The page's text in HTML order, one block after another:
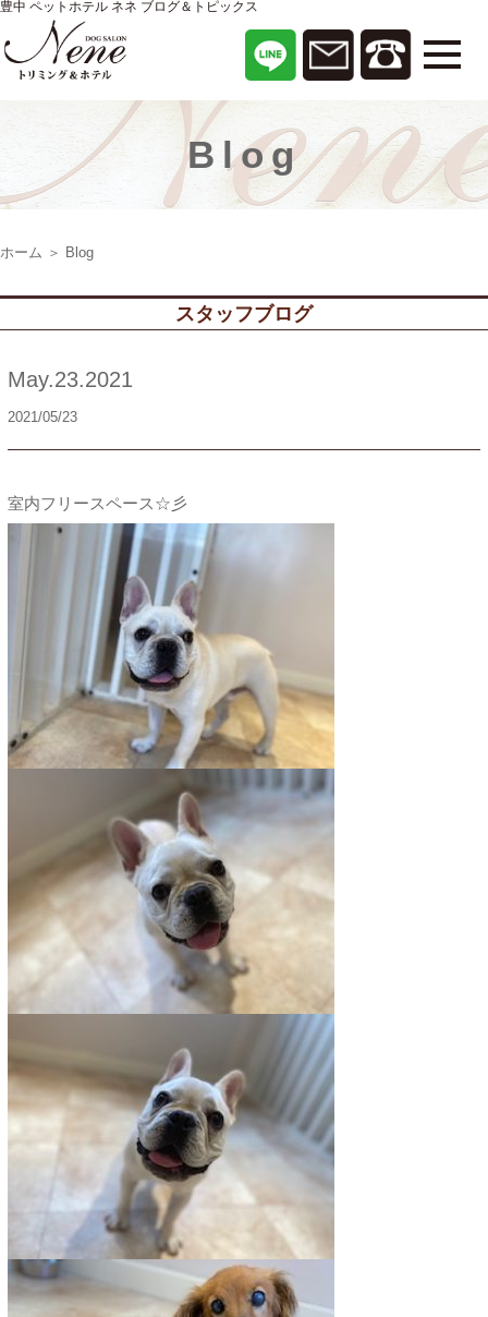
豊中 ペットホテル ネネ ブログ＆トピックス
Blog
ホーム ＞ Blog
スタッフブログ
May.23.2021
2021/05/23
室内フリースペース☆彡